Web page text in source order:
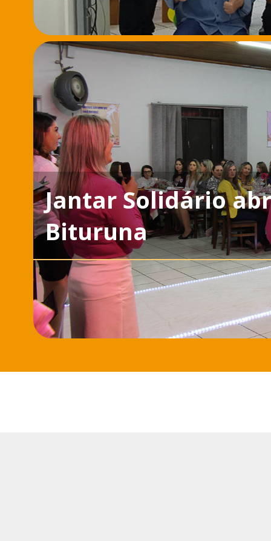
Jantar Solidário
Bituruna